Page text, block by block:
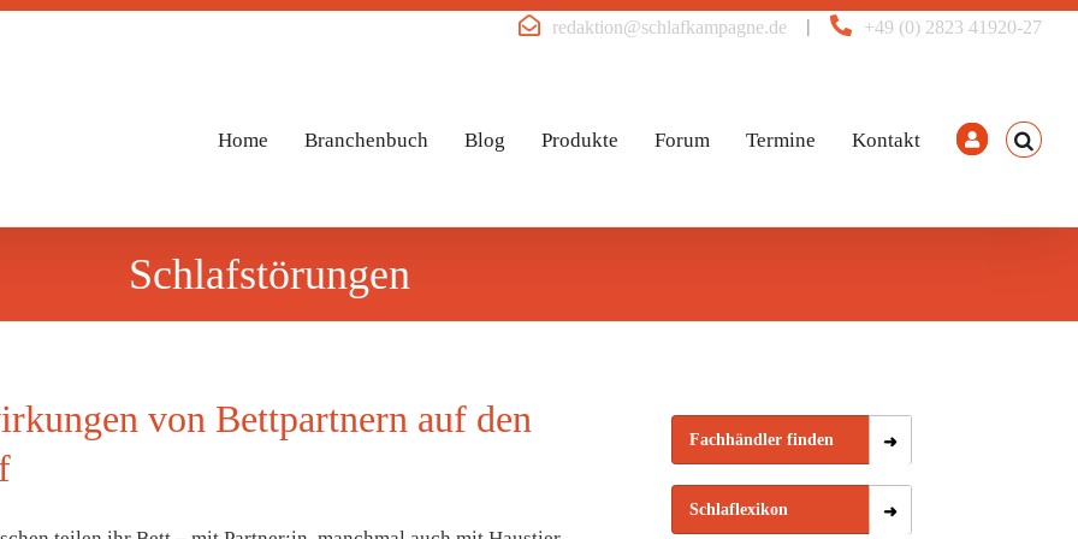
+49 (0) 2823 41920-27
|
redaktion@schlafkampagne.de
Home Branchenbuch Blog Produkte Forum Termine Kontakt
Schlafstörungen
von Bettpartnern auf den
Fachhändler finden
Schlaflexikon